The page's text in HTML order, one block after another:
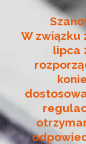
W związku
lipca